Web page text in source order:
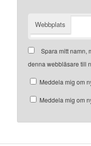
Webbplats
Spara mitt namn,
denna webbläsare till
Meddela mig om
Meddela mig om